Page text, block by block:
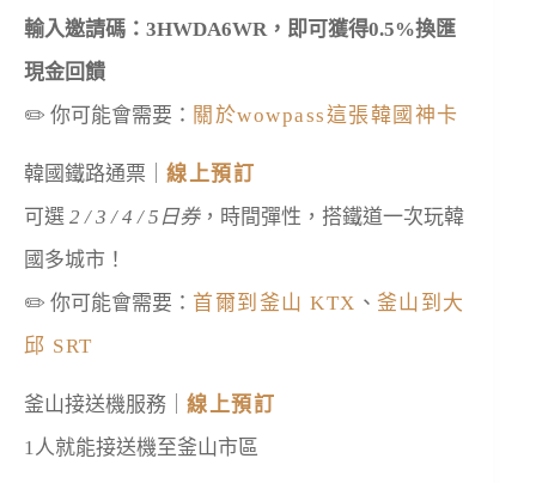
輸入邀請碼：3HWDA6WR，即可獲得0.5%換匯
現金回饋
✏️ 你可能會需要： 關於wowpass這張韓國神卡
韓國鐵路通票｜ 線上預訂
可選 2 / 3 / 4 / 5日券，時間彈性，搭鐵道一次玩韓
國多城市！
✏️ 你可能會需要： 首爾到釜山 KTX 、 釜山到大
邱 SRT
釜山接送機服務｜ 線上預訂
1人就能接送機至釜山市區